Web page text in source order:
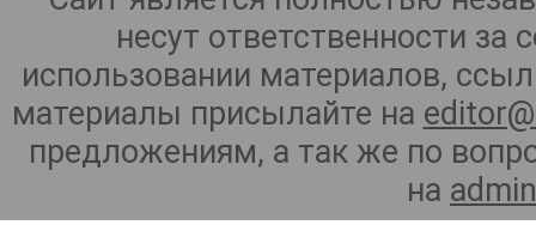
несут ответственности
использовании материалов,
материалы присылайте на
предложениям, а так же по
на